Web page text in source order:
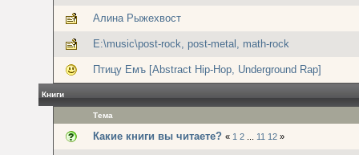
Алина Рыжехвост
E:\music\post-rock, post-metal, math-rock
Птицу Емъ [Abstract Hip-Hop, Underground Rap]
Книги
Тема
Какие книги вы читаете? « 1 2 11 12 »